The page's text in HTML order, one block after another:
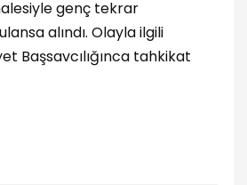
genç tekrar
alındı. Olayla ilgili
Başsavcılığınca tahkikat